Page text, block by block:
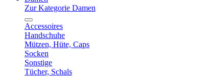
Zur Kategorie Damen
Accessoires
Handschuhe
Mützen, Hüte, Caps
Socken
Sonstige
Tücher, Schals